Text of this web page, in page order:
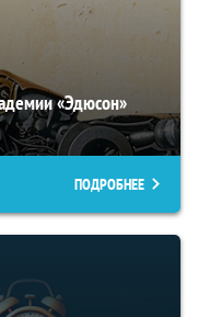
«Эдюсон»
ПОДРОБНЕЕ